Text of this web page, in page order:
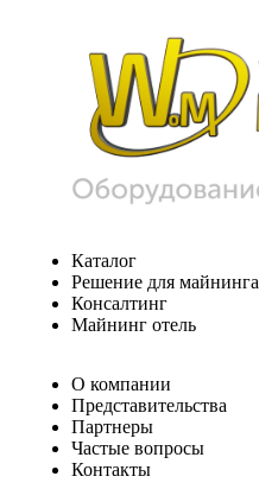
Каталог
Решение для майнинга
Консалтинг
Майнинг отель
О компании
Представительства
Партнеры
Частые вопросы
Контакты